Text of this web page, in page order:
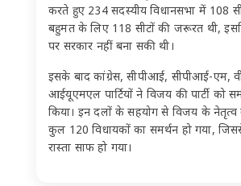
करते हुए 234 सदस्यीय विधानसभा में 108
बहुमत के लिए 118 सीटों की जरूरत थी,
पर सरकार नहीं बना सकी थी।
इसके बाद कांग्रेस, सीपीआई, सीपीआई-एम,
आईयूएमएल पार्टियों ने विजय की पार्टी को
किया। इन दलों के सहयोग से विजय के
कुल 120 विधायकों का समर्थन हो गया,
रास्ता साफ हो गया।